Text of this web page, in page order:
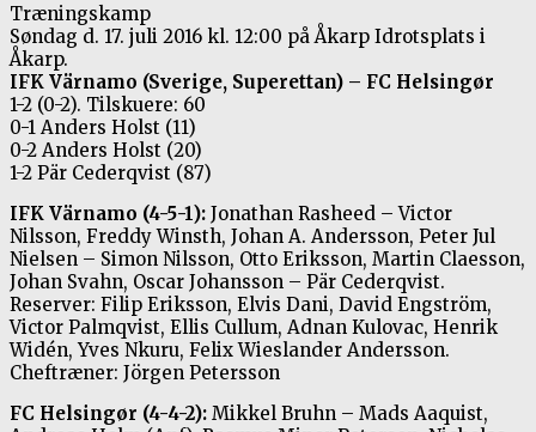
Træningskamp
Søndag d. 17. juli 2016 kl. 12:00 på Åkarp Idrotsplats i
Åkarp.
IFK Värnamo (Sverige, Superettan) – FC Helsingør
1-2 (0-2). Tilskuere: 60
0-1 Anders Holst (11)
0-2 Anders Holst (20)
1-2 Pär Cederqvist (87)
IFK Värnamo (4-5-1): Jonathan Rasheed – Victor
Nilsson, Freddy Winsth, Johan A. Andersson, Peter Jul
Nielsen – Simon Nilsson, Otto Eriksson, Martin Claesson,
Johan Svahn, Oscar Johansson – Pär Cederqvist.
Reserver: Filip Eriksson, Elvis Dani, David Engström,
Victor Palmqvist, Ellis Cullum, Adnan Kulovac, Henrik
Widén, Yves Nkuru, Felix Wieslander Andersson.
Cheftræner: Jörgen Petersson
FC Helsingør (4-4-2): Mikkel Bruhn – Mads Aaquist,